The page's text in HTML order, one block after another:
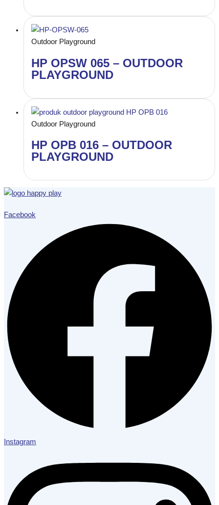
Outdoor Playground
HP OPSW 065 – OUTDOOR
PLAYGROUND
Outdoor Playground
HP OPB 016 – OUTDOOR
PLAYGROUND
Facebook
Instagram